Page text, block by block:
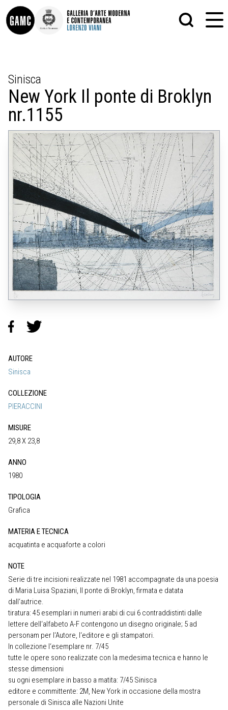
INFO
CONTATTI
DIDATTICA
SHOP
LE COLLEZIONI
GLI AUTORI
LORENZO VIANI
MOSTRE
EVENTI
PALAZZO DELLE MUSE
SCULTURA
STAMPA
FOTOGRAFIA
Sinisca
New York Il ponte di Broklyn
nr.1155
AUTORE
Sinisca
COLLEZIONE
PIERACCINI
MISURE
29,8 X 23,8
ANNO
1980
TIPOLOGIA
Grafica
MATERIA E TECNICA
acquatinta e acquaforte a colori
NOTE
Serie di tre incisioni realizzate nel 1981 accompagnate da una poesia
di Maria Luisa Spaziani, Il ponte di Broklyn, firmata e datata
dall‘autrice.
tiratura: 45 esemplari in numeri arabi di cui 6 contraddistinti dalle
lettere dell‘alfabeto A-F contengono un disegno originale; 5 ad
personam per l‘Autore, l‘editore e gli stampatori.
In collezione l‘esemplare nr. 7/45
tutte le opere sono realizzate con la medesima tecnica e hanno le
stesse dimensioni
su ogni esemplare in basso a matita: 7/45 Sinisca
editore e committente: 2M, New York in occasione della mostra
personale di Sinisca alle Nazioni Unite